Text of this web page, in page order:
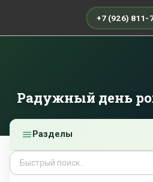
+7 (926) 811-
Радужный день
Разделы